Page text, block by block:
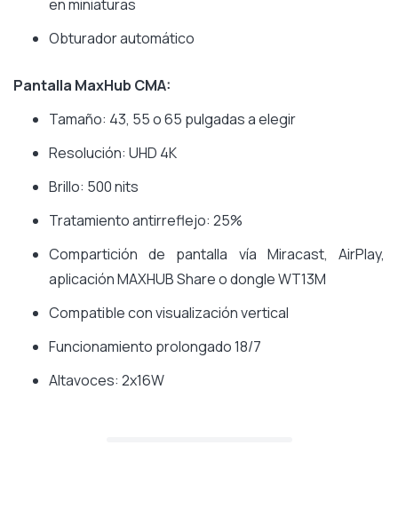
en miniaturas
Obturador automático
Pantalla MaxHub CMA:
Tamaño: 43, 55 o 65 pulgadas a elegir
Resolución: UHD 4K
Brillo: 500 nits
Tratamiento antirreflejo: 25%
Compartición de pantalla vía Miracast, AirPlay,
aplicación MAXHUB Share o dongle WT13M
Compatible con visualización vertical
Funcionamiento prolongado 18/7
Altavoces: 2x16W